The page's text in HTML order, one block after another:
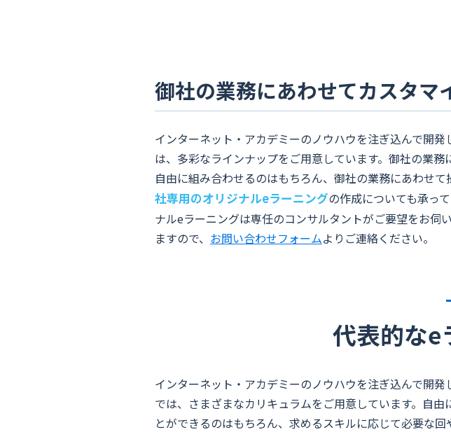
御社の業務にあわせてカスタマ
インターネット・アカデミーのノウハウを注ぎ込んで開発
は、多彩なラインナップをご用意しています。御社の業務
自由に組み合わせるのはもちろん、御社の業務にあわせて
社専用のオリジナルeラーニングの作成についても承っ
ナルeラーニングは専任のコンサルタントがご要望をお伺
ますので、 お問い合わせフォームよりご連絡ください。
代表的なe
インターネット・アカデミーのノウハウを注ぎ込んで開発
では、さまざまなカリキュラムをご用意しています。自由
とができるのはもちろん、求めるスキルに応じて必要な回